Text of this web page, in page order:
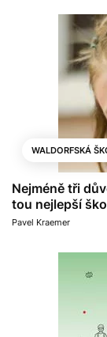
WALDORFSKÁ
Nejméně tři
tou nejlepší
Pavel Kraemer